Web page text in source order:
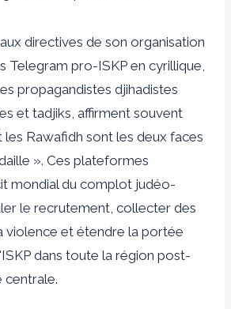
directives de son organisation
Telegram pro-ISKP en cyrillique,
propagandistes djihadistes
et tadjiks, affirment souvent
les Rawafidh sont les deux faces
». Ces plateformes
mondial du complot judéo-
le recrutement, collecter des
violence et étendre la portée
dans toute la région post-
centrale.